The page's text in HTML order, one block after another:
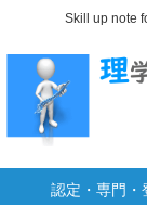
Skill up note
認定・専門・